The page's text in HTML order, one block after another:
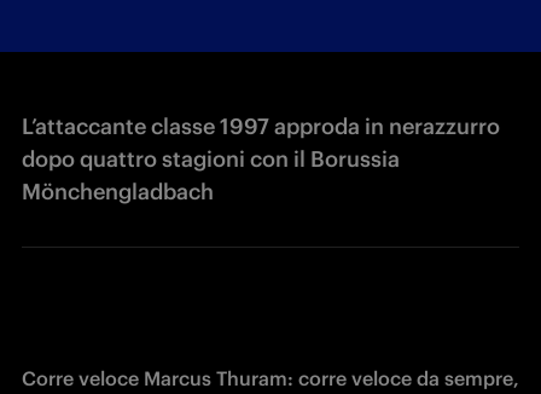
L’attaccante classe 1997 approda in nerazzurro
dopo quattro stagioni con il Borussia
Mönchengladbach
Corre veloce Marcus Thuram: corre veloce da sempre,